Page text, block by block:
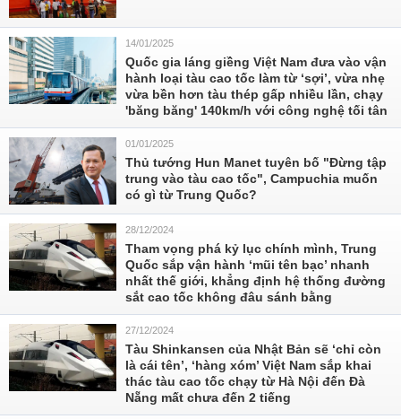
14/01/2025
Quốc gia láng giềng Việt Nam đưa vào vận
hành loại tàu cao tốc làm từ ‘sợi’, vừa nhẹ
vừa bền hơn tàu thép gấp nhiều lần, chạy
'băng băng' 140km/h với công nghệ tối tân
01/01/2025
Thủ tướng Hun Manet tuyên bố "Đừng tập
trung vào tàu cao tốc", Campuchia muốn
có gì từ Trung Quốc?
28/12/2024
Tham vọng phá kỷ lục chính mình, Trung
Quốc sắp vận hành ‘mũi tên bạc’ nhanh
nhất thế giới, khẳng định hệ thống đường
sắt cao tốc không đâu sánh bằng
27/12/2024
Tàu Shinkansen của Nhật Bản sẽ ‘chỉ còn
là cái tên’, ‘hàng xóm’ Việt Nam sắp khai
thác tàu cao tốc chạy từ Hà Nội đến Đà
Nẵng mất chưa đến 2 tiếng